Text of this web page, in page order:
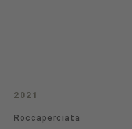
2021
Roccaperciata